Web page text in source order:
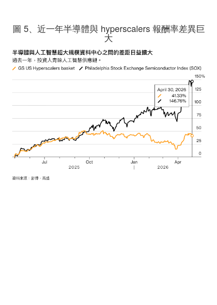
圖 5、近一年半導體與 hyperscalers 報酬率差異巨
大